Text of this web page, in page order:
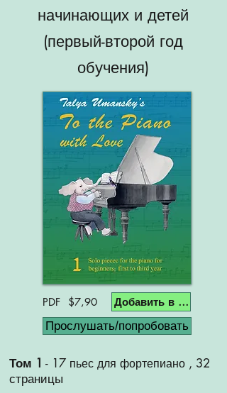
начинающих и детей
(первый-второй год
обучения)
PDF $7,90 Добавить в корзину
Прослушать/попробовать
Том 1 - 17 пьес для фортепиано , 32
страницы